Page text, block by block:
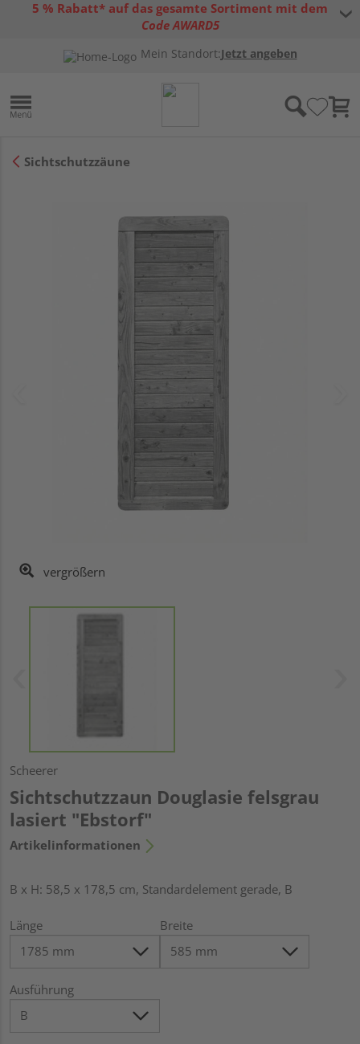
5 % Rabatt* auf das gesamte Sortiment mit dem
Code AWARD5
Gutscheinbedingungen
Mein Standort:Jetzt angeben
Sichtschutzzäune
vergrößern
Scheerer
Sichtschutzzaun Douglasie felsgrau
lasiert "Ebstorf"
Artikelinformationen
B x H: 58,5 x 178,5 cm, Standardelement gerade, B
Länge Breite
Ausführung